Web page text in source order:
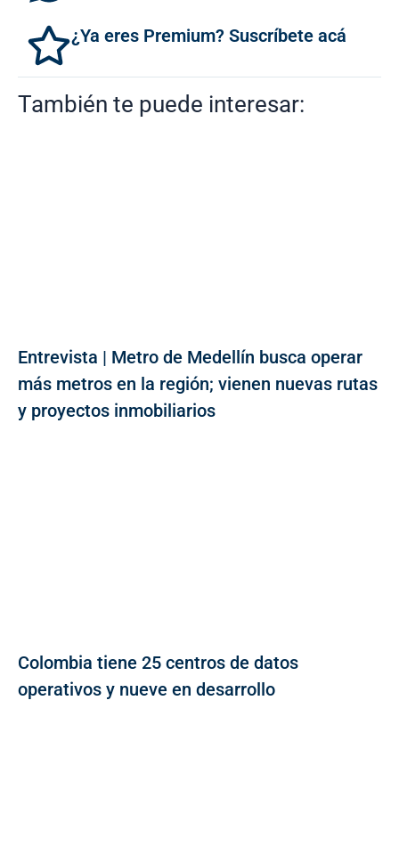
¿Ya eres Premium? Suscríbete acá
También te puede interesar:
Entrevista | Metro de Medellín busca operar
más metros en la región; vienen nuevas rutas
y proyectos inmobiliarios
Colombia tiene 25 centros de datos
operativos y nueve en desarrollo